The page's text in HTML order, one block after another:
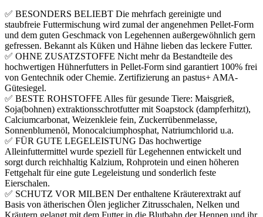
✅ BESONDERS BELIEBT Die mehrfach gereinigte und
staubfreie Futtermischung wird zumal der angenehmen Pellet-Form
und dem guten Geschmack von Legehennen außergewöhnlich gern
gefressen. Bekannt als Küken und Hähne lieben das leckere Futter.
✅ OHNE ZUSATZSTOFFE Nicht mehr da Bestandteile des
hochwertigen Hühnerfutters in Pellet-Form sind garantiert 100% frei
von Gentechnik oder Chemie. Zertifizierung an pastus+ AMA-
Gütesiegel.
✅ BESTE ROHSTOFFE Alles für gesunde Tiere: Maisgrieß,
Soja(bohnen) extraktionsschrotfutter mit Soapstock (dampferhitzt),
Calciumcarbonat, Weizenkleie fein, Zuckerrübenmelasse,
Sonnenblumenöl, Monocalciumphosphat, Natriumchlorid u.a.
✅ FÜR GUTE LEGELEISTUNG Das hochwertige
Alleinfuttermittel wurde speziell für Legehennen entwickelt und
sorgt durch reichhaltig Kalzium, Rohprotein und einen höheren
Fettgehalt für eine gute Legeleistung und sonderlich feste
Eierschalen.
✅ SCHUTZ VOR MILBEN Der enthaltene Kräuterextrakt auf
Basis von ätherischen Ölen jeglicher Zitrusschalen, Nelken und